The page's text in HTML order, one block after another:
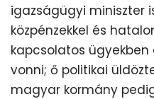
igazságügyi miniszter
közpénzekkel és
kapcsolatos
vonni; ő politikai
magyar kormány